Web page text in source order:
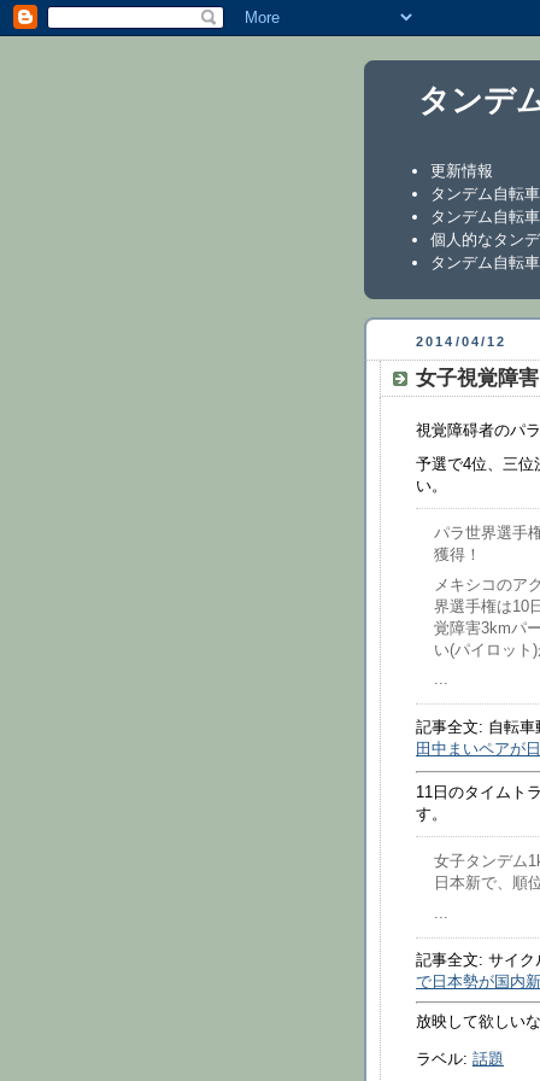
タンデ
更新情報
タンデム自転
タンデム自転
個人的なタン
タンデム自転
2014/04/12
女子視覚障
視覚障碍者のパ
予選で4位、三位
い。
パラ世界選手
獲得！
メキシコのア
界選手権は10
覚障害3kmパ
い(パイロット
...
記事全文: 自転車
田中まいペアが
11日のタイムト
す。
女子タンデム
日本新で、順
記事全文: サイ
で日本勢が国内
放映して欲しいな
ラベル: 話題